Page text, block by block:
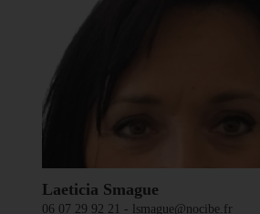
Laeticia Smague
06 07 29 92 21 - lsmague@nocibe.fr